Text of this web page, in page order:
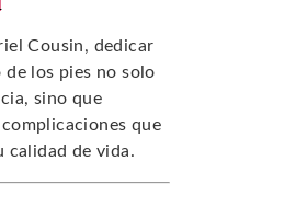
Cousin, dedicar
los pies no solo
sino que
que
calidad de vida.